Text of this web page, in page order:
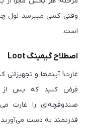
وقتی کسی میپرسد لول
است.
اصطلاح گیمینگ Loot
غارت! آیتم‌ها و
فرض کنید که پس از
صندوقچه‌ای را غارت